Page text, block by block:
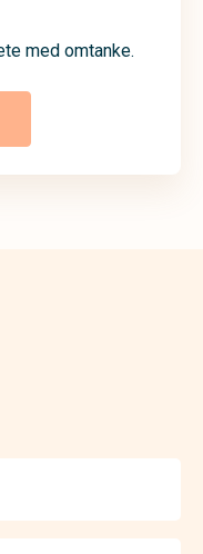
med omtanke.